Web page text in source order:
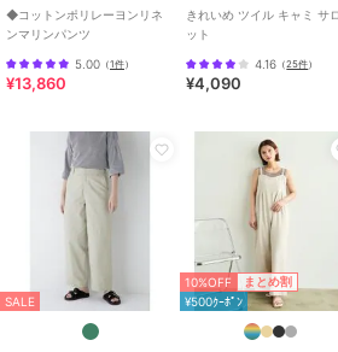
◆コットンポリレーヨンリネ
ンマリンパンツ
5.00 （1件）
¥13,860
きれいめ ツイル キャミ サ
ット
4.16 （25件）
¥4,090
SALE
10%OFF まとめ割
¥500ｸｰﾎﾟﾝ